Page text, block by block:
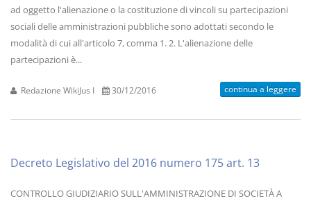
ad oggetto l'alienazione o la costituzione di vincoli su partecipazioni
sociali delle amministrazioni pubbliche sono adottati secondo le
modalità di cui all'articolo 7, comma 1. 2. L'alienazione delle
partecipazioni è...
Redazione WikiJus I 30/12/2016 continua a leggere
Decreto Legislativo del 2016 numero 175 art. 13
CONTROLLO GIUDIZIARIO SULL'AMMINISTRAZIONE DI SOCIETÀ A